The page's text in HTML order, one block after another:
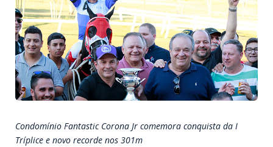
Condomínio Fantastic Corona Jr comemora conquista da I
Tríplice e novo recorde nos 301m